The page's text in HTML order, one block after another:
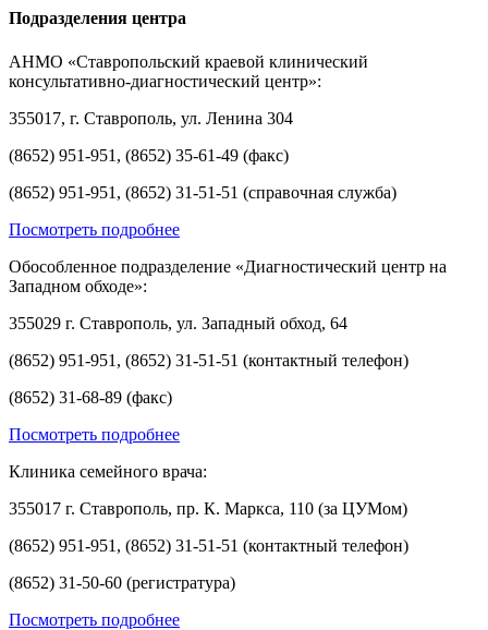
Подразделения центра
АНМО «Ставропольский краевой клинический
консультативно-диагностический центр»:
355017, г. Ставрополь, ул. Ленина 304
(8652) 951-951, (8652) 35-61-49 (факс)
(8652) 951-951, (8652) 31-51-51 (справочная служба)
Посмотреть подробнее
Обособленное подразделение «Диагностический центр на
Западном обходе»:
355029 г. Ставрополь, ул. Западный обход, 64
(8652) 951-951, (8652) 31-51-51 (контактный телефон)
(8652) 31-68-89 (факс)
Посмотреть подробнее
Клиника семейного врача:
355017 г. Ставрополь, пр. К. Маркса, 110 (за ЦУМом)
(8652) 951-951, (8652) 31-51-51 (контактный телефон)
(8652) 31-50-60 (регистратура)
Посмотреть подробнее